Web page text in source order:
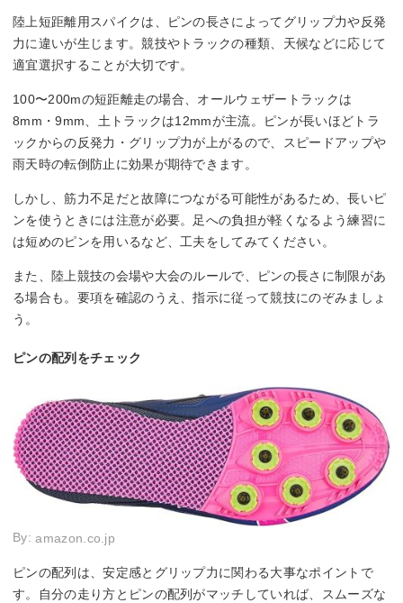
陸上短距離用スパイクは、ピンの長さによってグリップ力や反発
力に違いが生じます。競技やトラックの種類、天候などに応じて
適宜選択することが大切です。
100〜200mの短距離走の場合、オールウェザートラックは
8mm・9mm、土トラックは12mmが主流。ピンが長いほどトラ
ックからの反発力・グリップ力が上がるので、スピードアップや
雨天時の転倒防止に効果が期待できます。
しかし、筋力不足だと故障につながる可能性があるため、長いピ
ンを使うときには注意が必要。足への負担が軽くなるよう練習に
は短めのピンを用いるなど、工夫をしてみてください。
また、陸上競技の会場や大会のルールで、ピンの長さに制限があ
る場合も。要項を確認のうえ、指示に従って競技にのぞみましょ
う。
ピンの配列をチェック
By:amazon.co.jp
ピンの配列は、安定感とグリップ力に関わる大事なポイントで
す。自分の走り方とピンの配列がマッチしていれば、スムーズな